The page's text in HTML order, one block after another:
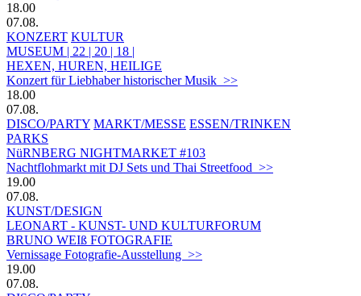
18.00
07.08.
KONZERT KULTUR
MUSEUM | 22 | 20 | 18 |
HEXEN, HUREN, HEILIGE
Konzert für Liebhaber historischer Musik >>
18.00
07.08.
DISCO/PARTY MARKT/MESSE ESSEN/TRINKEN
PARKS
NüRNBERG NIGHTMARKET #103
Nachtflohmarkt mit DJ Sets und Thai Streetfood >>
19.00
07.08.
KUNST/DESIGN
LEONART - KUNST- UND KULTURFORUM
BRUNO WEIß FOTOGRAFIE
Vernissage Fotografie-Ausstellung >>
19.00
07.08.